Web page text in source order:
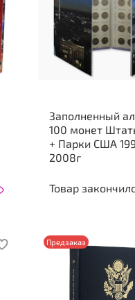
Заполненный
100 монет
+ Парки США
2008г
Товар
Предзаказ